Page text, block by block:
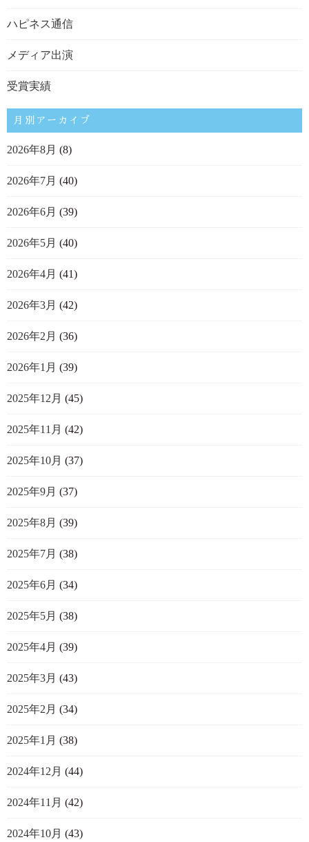
ハピネス通信
メディア出演
受賞実績
月別アーカイブ
2026年8月 (8)
2026年7月 (40)
2026年6月 (39)
2026年5月 (40)
2026年4月 (41)
2026年3月 (42)
2026年2月 (36)
2026年1月 (39)
2025年12月 (45)
2025年11月 (42)
2025年10月 (37)
2025年9月 (37)
2025年8月 (39)
2025年7月 (38)
2025年6月 (34)
2025年5月 (38)
2025年4月 (39)
2025年3月 (43)
2025年2月 (34)
2025年1月 (38)
2024年12月 (44)
2024年11月 (42)
2024年10月 (43)